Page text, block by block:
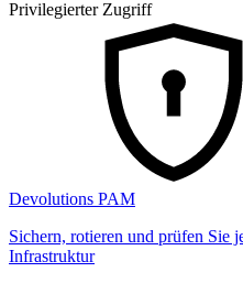
Privilegierter Zugriff
Devolutions PAM
Sichern, rotieren und prüfen Sie
Infrastruktur